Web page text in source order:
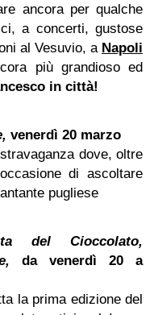
ancora per qualche
a concerti, gustose
al Vesuvio, a Napoli
più grandioso ed
in città!
venerdì 20 marzo
dove, oltre
di ascoltare
pugliese
del Cioccolato,
da venerdì 20 a
la prima edizione del